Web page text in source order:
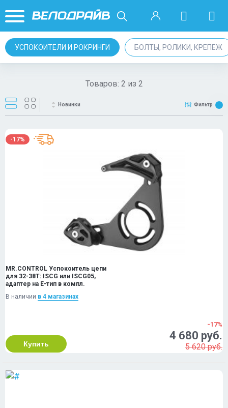
УСПОКОИТЕЛИ И РОКРИНГИ БОЛТЫ, РОЛИКИ, КРЕПЕЖ
Товаров: 2 из 2
Новинки Фильтр
-17%
MR.CONTROL Успокоитель цепи
для 32-38T: ISCG или ISCG05,
адаптер на Е-тип в компл.
В наличии в 4 магазинах
Купить
-17%
4 680 руб.
5 620 руб.